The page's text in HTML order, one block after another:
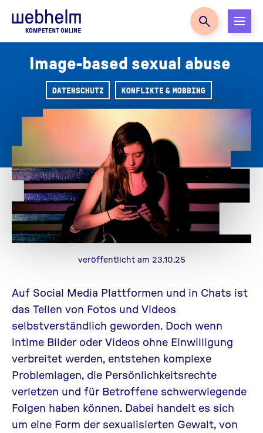
Zur Startseite
Image-based sexual abuse
DATENSCHUTZ KONFLIKTE & MOBBING
veröffentlicht am 23.10.25
Auf Social Media Plattformen und in Chats ist
das Teilen von Fotos und Videos
selbstverständlich geworden. Doch wenn
intime Bilder oder Videos ohne Einwilligung
verbreitet werden, entstehen komplexe
Problemlagen, die Persönlichkeitsrechte
verletzen und für Betroffene schwerwiegende
Folgen haben können. Dabei handelt es sich
um eine Form der sexualisierten Gewalt, von